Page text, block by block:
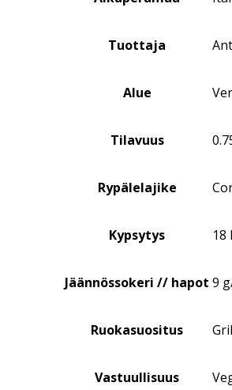
Tuottaja
Alue
Tilavuus
Rypälelajike
Kypsytys 18
Jäännössokeri // hapot 9
Ruokasuositus
Vastuullisuus